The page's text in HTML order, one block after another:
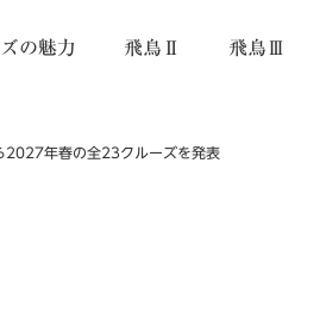
の魅力 飛鳥Ⅱ 飛鳥Ⅲ
2027年春の全23クルーズを発表